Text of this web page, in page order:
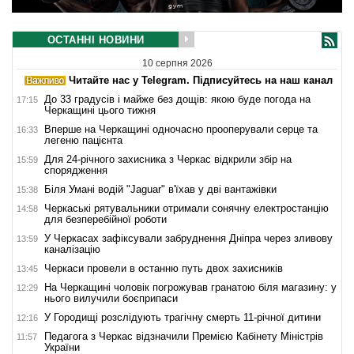
ОСТАННІ НОВИНИ
10 серпня 2026
Читайте нас у Telegram. Підписуйтесь на наш канал
17:15
До 33 градусів і майже без дощів: якою буде погода на
Черкащині цього тижня
16:33
Вперше на Черкащині одночасно прооперували серце та
легеню пацієнта
15:59
Для 24-річного захисника з Черкас відкрили збір на
спорядження
15:38 Біля Умані водій "Jaguar" в'їхав у дві вантажівки
14:58
Черкаські рятувальники отримали сонячну електростанцію
для безперебійної роботи
13:59
У Черкасах зафіксували забруднення Дніпра через зливову
каналізацію
13:45 Черкаси провели в останню путь двох захисників
12:29
На Черкащині чоловік погрожував гранатою біля магазину: у
нього вилучили боєприпаси
12:16 У Городищі розслідують трагічну смерть 11-річної дитини
11:57
Педагога з Черкас відзначили Премією Кабінету Міністрів
України